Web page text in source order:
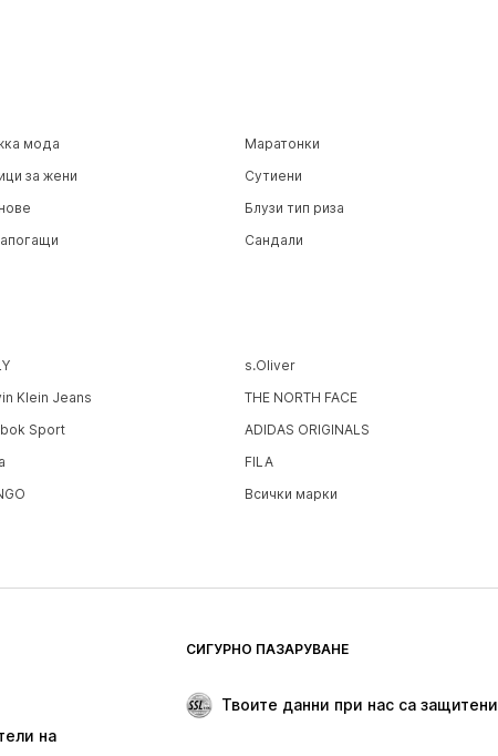
мода
Маратонки
за жени
Сутиени
Блузи тип риза
Сандали
s.Oliver
Klein Jeans
THE NORTH FACE
Sport
ADIDAS ORIGINALS
FILA
Всички марки
на
СИГУРНО ПАЗАРУВАНЕ
Твоите данни при нас са защитени